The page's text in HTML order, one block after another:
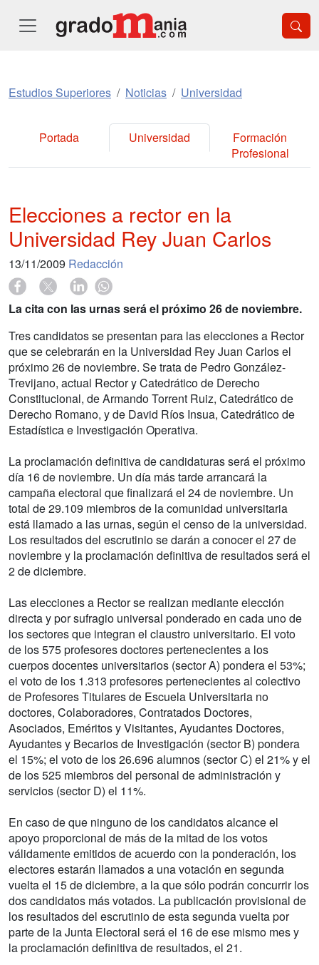
Estudios Superiores Noticias Universidad
Portada Universidad
Formación
Profesional
Elecciones a rector en la
Universidad Rey Juan Carlos
13/11/2009 Redacción
La cita con las urnas será el próximo 26 de noviembre.
Tres candidatos se presentan para las elecciones a Rector
que se celebrarán en la Universidad Rey Juan Carlos el
próximo 26 de noviembre. Se trata de Pedro González-
Trevijano, actual Rector y Catedrático de Derecho
Constitucional, de Armando Torrent Ruiz, Catedrático de
Derecho Romano, y de David Ríos Insua, Catedrático de
Estadística e Investigación Operativa.
La proclamación definitiva de candidaturas será el próximo
día 16 de noviembre. Un día más tarde arrancará la
campaña electoral que finalizará el 24 de noviembre. Un
total de 29.109 miembros de la comunidad universitaria
está llamado a las urnas, según el censo de la universidad.
Los resultados del escrutinio se darán a conocer el 27 de
noviembre y la proclamación definitiva de resultados será el
2 de diciembre.
Las elecciones a Rector se realizan mediante elección
directa y por sufragio universal ponderado en cada uno de
los sectores que integran el claustro universitario. El voto
de los 575 profesores doctores pertenecientes a los
cuerpos docentes universitarios (sector A) pondera el 53%;
el voto de los 1.313 profesores pertenecientes al colectivo
de Profesores Titulares de Escuela Universitaria no
doctores, Colaboradores, Contratados Doctores,
Asociados, Eméritos y Visitantes, Ayudantes Doctores,
Ayudantes y Becarios de Investigación (sector B) pondera
el 15%; el voto de los 26.696 alumnos (sector C) el 21% y el
de los 525 miembros del personal de administración y
servicios (sector D) el 11%.
En caso de que ninguno de los candidatos alcance el
apoyo proporcional de más de la mitad de los votos
válidamente emitidos de acuerdo con la ponderación, los
electores estarán llamados a una votación en segunda
vuelta el 15 de diciembre, a la que sólo podrán concurrir los
dos candidatos más votados. La publicación provisional de
los resultados del escrutinio de esta segunda vuelta por
parte de la Junta Electoral será el 16 de ese mismo mes y
la proclamación definitiva de resultados, el 21.